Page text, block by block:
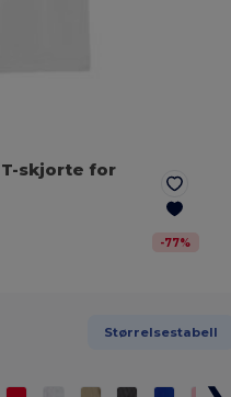
T-skjorte for
-77%
Størrelsestabell